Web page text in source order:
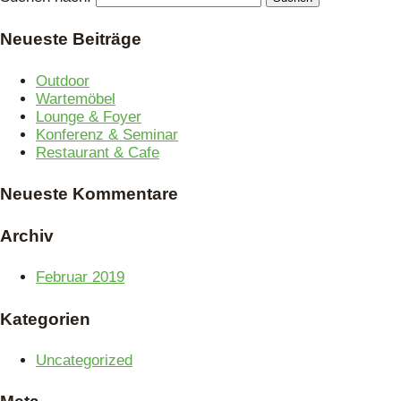
Neueste Beiträge
Outdoor
Wartemöbel
Lounge & Foyer
Konferenz & Seminar
Restaurant & Cafe
Neueste Kommentare
Archiv
Februar 2019
Kategorien
Uncategorized